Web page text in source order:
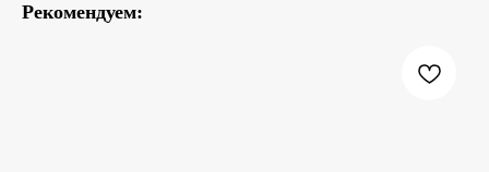
Рекомендуем: